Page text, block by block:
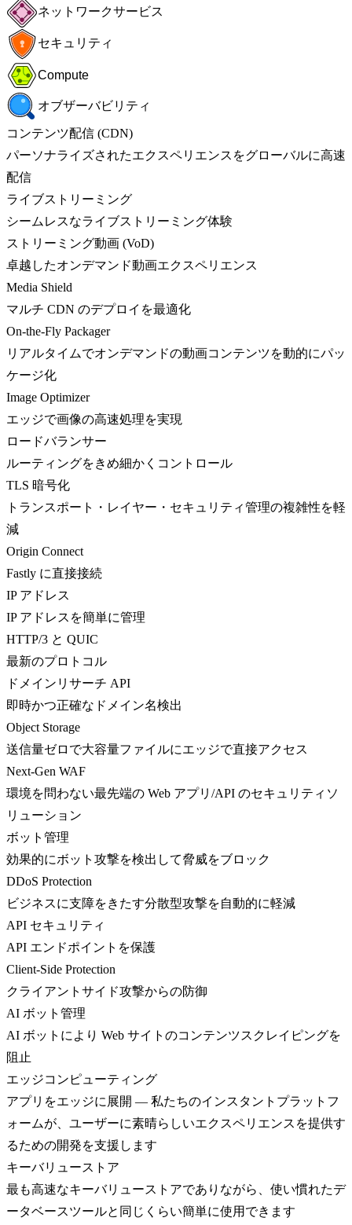
ネットワークサービス
セキュリティ
Compute
オブザーバビリティ
コンテンツ配信 (CDN)
パーソナライズされたエクスペリエンスをグローバルに高速
配信
ライブストリーミング
シームレスなライブストリーミング体験
ストリーミング動画 (VoD)
卓越したオンデマンド動画エクスペリエンス
Media Shield
マルチ CDN のデプロイを最適化
On-the-Fly Packager
リアルタイムでオンデマンドの動画コンテンツを動的にパッ
ケージ化
Image Optimizer
エッジで画像の高速処理を実現
ロードバランサー
ルーティングをきめ細かくコントロール
TLS 暗号化
トランスポート・レイヤー・セキュリティ管理の複雑性を軽
減
Origin Connect
Fastly に直接接続
IP アドレス
IP アドレスを簡単に管理
HTTP/3 と QUIC
最新のプロトコル
ドメインリサーチ API
即時かつ正確なドメイン名検出
Object Storage
送信量ゼロで大容量ファイルにエッジで直接アクセス
Next-Gen WAF
環境を問わない最先端の Web アプリ/API のセキュリティソ
リューション
ボット管理
効果的にボット攻撃を検出して脅威をブロック
DDoS Protection
ビジネスに支障をきたす分散型攻撃を自動的に軽減
API セキュリティ
API エンドポイントを保護
Client-Side Protection
クライアントサイド攻撃からの防御
AI ボット管理
AI ボットにより Web サイトのコンテンツスクレイピングを
阻止
エッジコンピューティング
アプリをエッジに展開 — 私たちのインスタントプラットフ
ォームが、ユーザーに素晴らしいエクスペリエンスを提供す
るための開発を支援します
キーバリューストア
最も高速なキーバリューストアでありながら、使い慣れたデ
ータベースツールと同じくらい簡単に使用できます